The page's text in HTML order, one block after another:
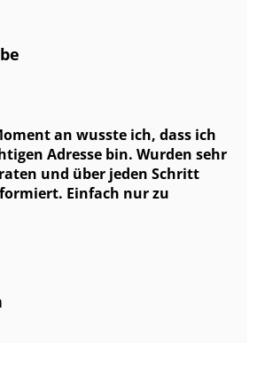
an wusste ich, dass ich
Adresse bin. Wurden sehr
und über jeden Schritt
Einfach nur zu